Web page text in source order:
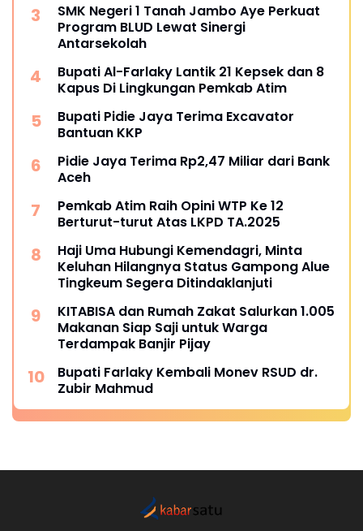
SMK Negeri 1 Tanah Jambo Aye Perkuat
Program BLUD Lewat Sinergi
Antarsekolah
Bupati Al-Farlaky Lantik 21 Kepsek dan 8
Kapus Di Lingkungan Pemkab Atim
Bupati Pidie Jaya Terima Excavator
Bantuan KKP
Pidie Jaya Terima Rp2,47 Miliar dari Bank
Aceh
Pemkab Atim Raih Opini WTP Ke 12
Berturut-turut Atas LKPD TA.2025
Haji Uma Hubungi Kemendagri, Minta
Keluhan Hilangnya Status Gampong Alue
Tingkeum Segera Ditindaklanjuti
KITABISA dan Rumah Zakat Salurkan 1.005
Makanan Siap Saji untuk Warga
Terdampak Banjir Pijay
Bupati Farlaky Kembali Monev RSUD dr.
Zubir Mahmud